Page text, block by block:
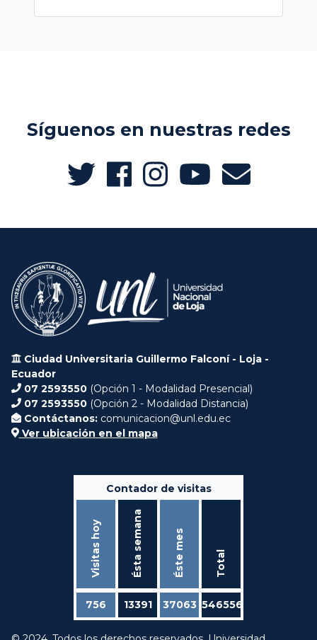
Síguenos en nuestras redes
Ciudad Universitaria Guillermo Falconí - Loja -
Ecuador
07 2593550 (Opción 1 - Modalidad Presencial)
07 2593550 (Opción 2 - Modalidad Distancia)
Contáctanos: comunicacion@unl.edu.ec
Ver ubicación en el mapa
Contador de visitas
Visitas hoy Ésta semana Éste mes Total
756 13391 37063 546556